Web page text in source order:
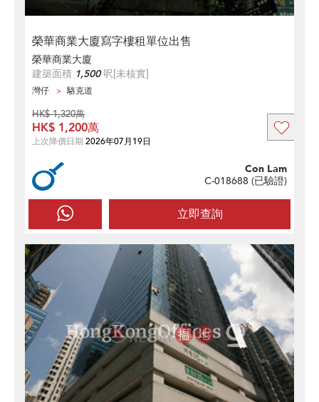
榮華商業大廈寫字樓租單位出售
榮華商業大廈
建築面積 1,500呎[未核實]
灣仔 駱克道
立即查詢
Con Lam
C-018688 (已驗證)
HK$ 1,320萬
HK$ 1,200萬
上次降價日期 2026年07月19日